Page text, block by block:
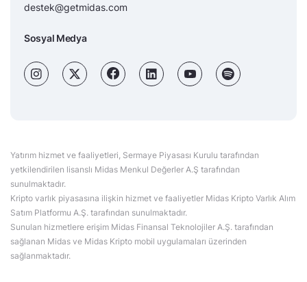
destek@getmidas.com
Sosyal Medya
Yatırım hizmet ve faaliyetleri, Sermaye Piyasası Kurulu tarafından
yetkilendirilen lisanslı Midas Menkul Değerler A.Ş tarafından
sunulmaktadır.
Kripto varlık piyasasına ilişkin hizmet ve faaliyetler Midas Kripto Varlık Alım
Satım Platformu A.Ş. tarafından sunulmaktadır.
Sunulan hizmetlere erişim Midas Finansal Teknolojiler A.Ş. tarafından
sağlanan Midas ve Midas Kripto mobil uygulamaları üzerinden
sağlanmaktadır.